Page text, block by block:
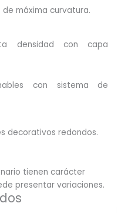
de máxima curvatura.
densidad con capa
con sistema de
decorativos redondos.
tienen carácter
presentar variaciones.